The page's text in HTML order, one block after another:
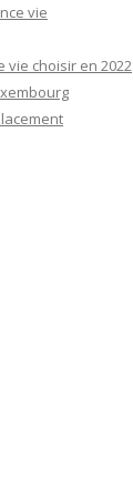
vie
vie choisir en 2022